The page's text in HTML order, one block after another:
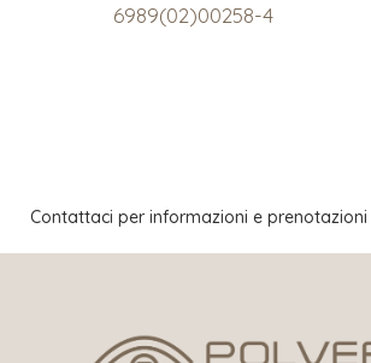
6989(02)00258-4
Contattaci per informazioni e prenotazioni